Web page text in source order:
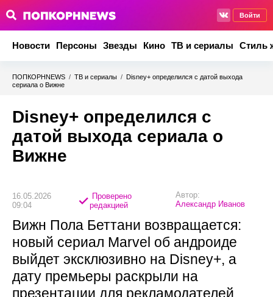
Войти
Новости Персоны Звезды Кино ТВ и сериалы Стиль
ПОПКОРНNEWS / ТВ и сериалы / Disney+ определился с датой выхода
сериала о Вижне
Disney+ определился с
датой выхода сериала о
Вижне
16.05.2026
09:04
Проверено
редакцией
Автор:
Александр Иванов
Вижн Пола Беттани возвращается:
новый сериал Marvel об андроиде
выйдет эксклюзивно на Disney+, а
дату премьеры раскрыли на
презентации для рекламодателей